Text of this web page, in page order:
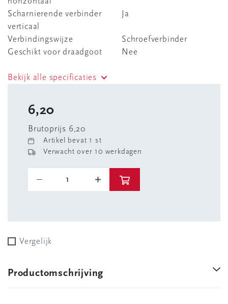
Scharnierende verbinder
verticaal
Ja
Verbindingswijze
Schroefverbinder
Geschikt voor draadgoot
Nee
Bekijk alle specificaties
6,20
Brutoprijs 6,20
Artikel bevat 1 st
Verwacht over 10 werkdagen
Vergelijk
Productomschrijving